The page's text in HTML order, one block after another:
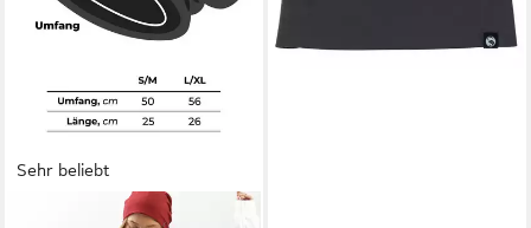
Sehr beliebt
ENTER THE COMPLEX